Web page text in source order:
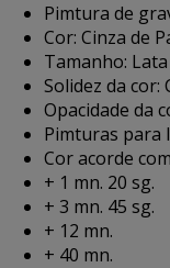
Pimtura de
Cor: Cinza de
Tamanho: Lata
Solidez da cor:
Opacidade da
Pimturas para
Cor acorde
+ 1 mn. 20 sg.
+ 3 mn. 45 sg.
+ 12 mn.
+ 40 mn.